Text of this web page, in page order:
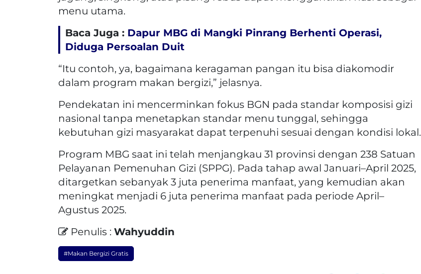
menu utama.
Baca Juga : Dapur MBG di Mangki Pinrang Berhenti Operasi,
Diduga Persoalan Duit
“Itu contoh, ya, bagaimana keragaman pangan itu bisa diakomodir
dalam program makan bergizi,” jelasnya.
Pendekatan ini mencerminkan fokus BGN pada standar komposisi gizi
nasional tanpa menetapkan standar menu tunggal, sehingga
kebutuhan gizi masyarakat dapat terpenuhi sesuai dengan kondisi lokal.
Program MBG saat ini telah menjangkau 31 provinsi dengan 238 Satuan
Pelayanan Pemenuhan Gizi (SPPG). Pada tahap awal Januari–April 2025,
ditargetkan sebanyak 3 juta penerima manfaat, yang kemudian akan
meningkat menjadi 6 juta penerima manfaat pada periode April–
Agustus 2025.
Penulis : Wahyuddin
#Makan Bergizi Gratis